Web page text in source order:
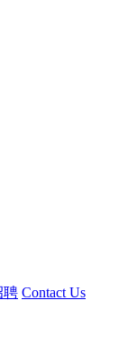
聘 Contact Us